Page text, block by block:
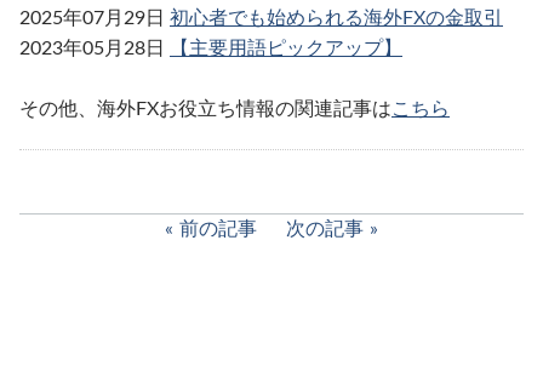
2025年07月29日 初心者でも始められる海外FXの金取引
2023年05月28日
【主要用語ピックアップ】
その他、海外FXお役立ち情報の関連記事はこちら
前の記事 次の記事